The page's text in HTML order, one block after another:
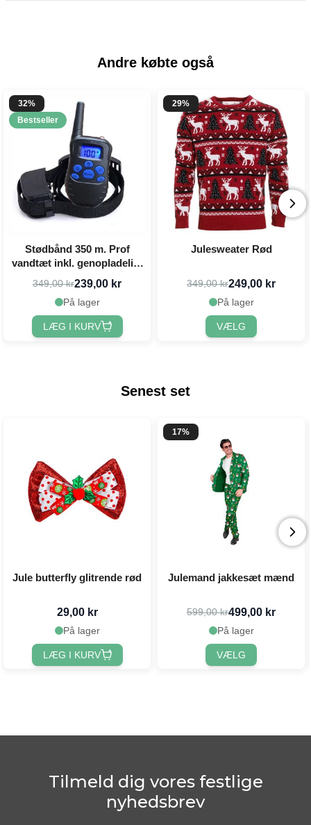
Andre købte også
32%
Bestseller
Stødbånd 350 m. Prof
vandtæt inkl. genopladeligt
batteri & oplader
349,00 kr239,00 kr
På lager
LÆG I KURV
29%
Julesweater Rød
349,00 kr249,00 kr
På lager
VÆLG
Senest set
Jule butterfly glitrende rød
29,00 kr
På lager
LÆG I KURV
17%
Julemand jakkesæt mænd
599,00 kr499,00 kr
På lager
VÆLG
Tilmeld dig vores festlige
nyhedsbrev